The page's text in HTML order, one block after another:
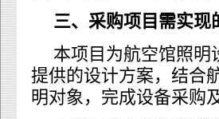
三、采购项目需实现
本项目为航空馆照明
提供的设计方案，结合
明对象，完成设备采购